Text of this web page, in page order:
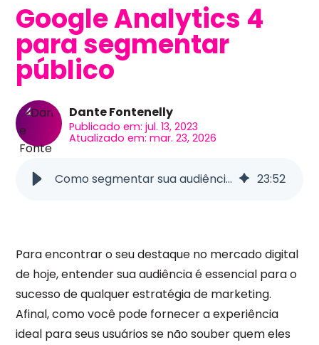
Google Analytics 4
para segmentar
público
Dante Fontenelly
Publicado em: jul. 13, 2023
Atualizado em: mar. 23, 2026
Como segmentar sua audiência usando o Google Analytics 4 23:52
Para encontrar o seu destaque no mercado digital
de hoje, entender sua audiência é essencial para o
sucesso de qualquer estratégia de marketing.
Afinal, como você pode fornecer a experiência
ideal para seus usuários se não souber quem eles